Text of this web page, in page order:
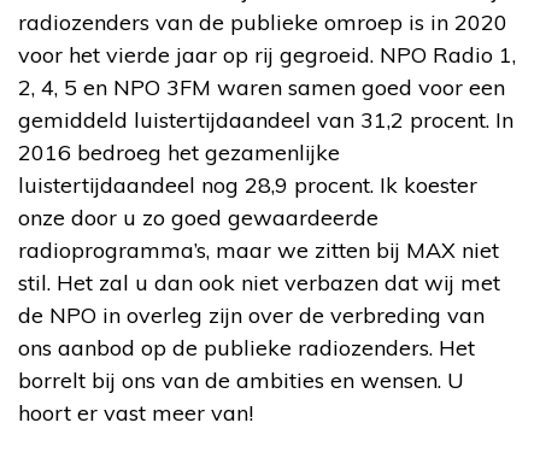
radiozenders van de publieke omroep is in 2020
voor het vierde jaar op rij gegroeid. NPO Radio 1,
2, 4, 5 en NPO 3FM waren samen goed voor een
gemiddeld luistertijdaandeel van 31,2 procent. In
2016 bedroeg het gezamenlijke
luistertijdaandeel nog 28,9 procent. Ik koester
onze door u zo goed gewaardeerde
radioprogramma’s, maar we zitten bij MAX niet
stil. Het zal u dan ook niet verbazen dat wij met
de NPO in overleg zijn over de verbreding van
ons aanbod op de publieke radiozenders. Het
borrelt bij ons van de ambities en wensen. U
hoort er vast meer van!